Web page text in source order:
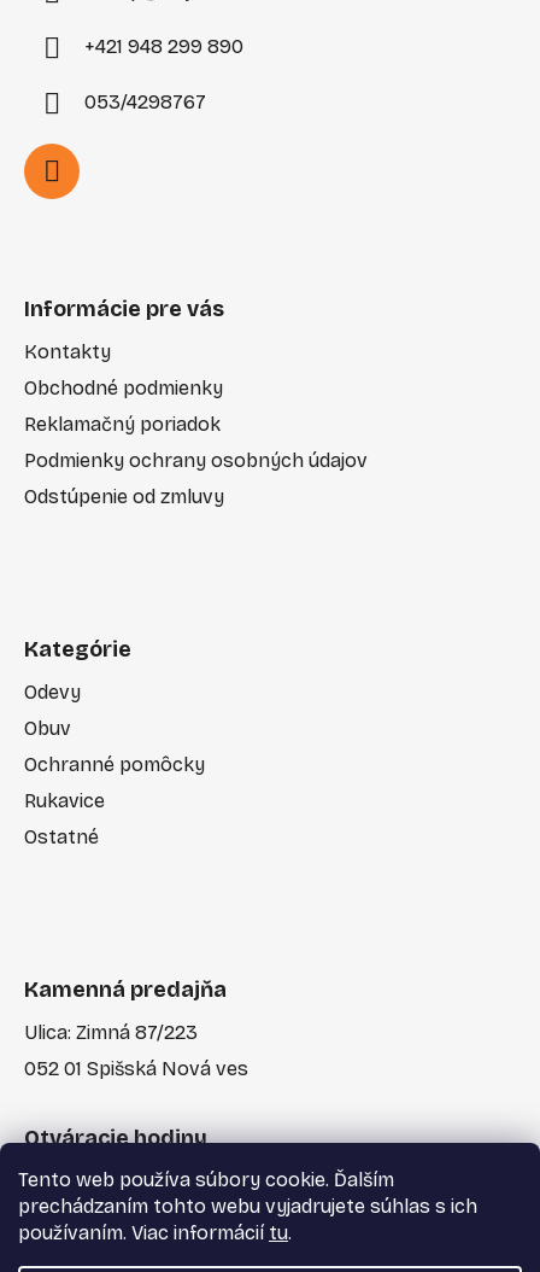
Tento web používa súbory cookie. Ďalším
prechádzaním tohto webu vyjadrujete súhlas s ich
používaním. Viac informácií tu.
+421 948 299 890
053/4298767
Informácie pre vás
Kontakty
Obchodné podmienky
Reklamačný poriadok
Podmienky ochrany osobných údajov
Odstúpenie od zmluvy
Kategórie
Odevy
Obuv
Ochranné pomôcky
Rukavice
Ostatné
Kamenná predajňa
Ulica: Zimná 87/223
052 01 Spišská Nová ves
Otváracie hodiny
Po-Pia: 7:30 - 17:00